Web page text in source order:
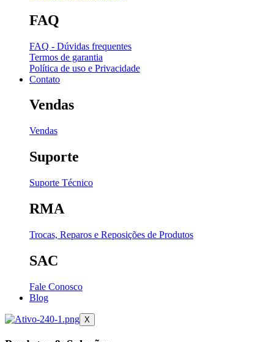
FAQ
FAQ - Dúvidas frequentes
Termos de garantia
Política de uso e Privacidade
Contato
Vendas
Vendas
Suporte
Suporte Técnico
RMA
Trocas, Reparos e Reposições de Produtos
SAC
Fale Conosco
Blog
X